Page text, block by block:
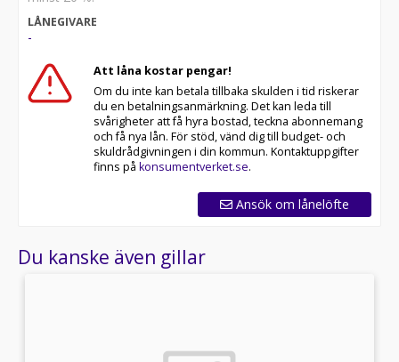
personlig hjälp, kontakta våra erfarna säljare.
Välkommen till Riddermark Bil AB, Sveriges största
märkesoberoende bilfirma! Med över 24,000 sålda bilar
per år, erbjuder vi ett brett urval av leveransklara
fordon och hemleverans i hela Sverige. Samtliga bilar
kan köpas med garanti från 12 till 60 månader.
Eftersom våra bilar säljs snabbt, rekommenderar vi att
du ringer oss på 08-522 22 788 för att säkerställa att
din drömbil finns kvar!
Vi erbjuder skräddarsydd finansiering, marknadens
billigaste helförsäkring och tar gärna din gamla bil i
LÅNEGIVARE
-
Att låna kostar pengar!
Om du inte kan betala tillbaka skulden i tid riskerar
du en betalningsanmärkning. Det kan leda till
svårigheter att få hyra bostad, teckna abonnemang
och få nya lån. För stöd, vänd dig till budget- och
skuldrådgivningen i din kommun. Kontaktuppgifter
finns på konsumentverket.se.
Ansök om lånelöfte
Du kanske även gillar